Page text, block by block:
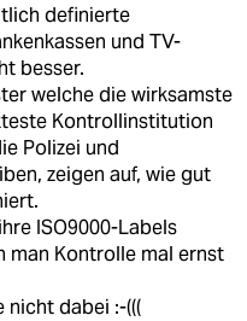
definierte
und TV-
besser.
welche die wirksamste
Kontrollinstitution
Polizei und
zeigen auf, wie gut
ISO9000-Labels
man Kontrolle mal ernst
nicht dabei :-(((